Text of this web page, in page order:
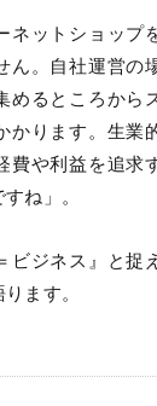
ネットショップ
ん。自社運営の
めるところから
かります。生業
費や利益を追求
ね」。
ビジネス』と捉
ます。